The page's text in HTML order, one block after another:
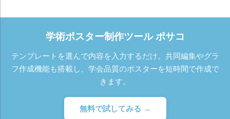
学術ポスター制作ツール ポサコ
テンプレートを選んで内容を入力するだけ。共同編集やグラ
フ作成機能も搭載し、学会品質のポスターを短時間で作成で
きます。
無料で試してみる →